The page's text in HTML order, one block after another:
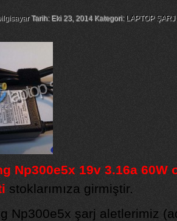
Tarih: Eki 23, 2014 Kategori: LAPTOP
Np300e5x 19v 3.16a
stoklarımıza girmiştir.
Np300e5x şarj aletlerimiz